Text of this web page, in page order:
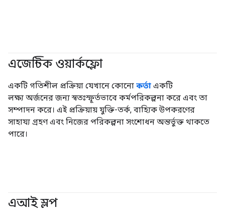
এজেন্টিক ওয়ার্কফ্লো
একটি গতিশীল প্রক্রিয়া যেখানে কোনো কর্তা একটি
লক্ষ্য অর্জনের জন্য স্বতঃস্ফূর্তভাবে কর্মপরিকল্পনা করে এবং তা
সম্পাদন করে। এই প্রক্রিয়ায় যুক্তি-তর্ক, বাহ্যিক উপকরণের
সাহায্য গ্রহণ এবং নিজের পরিকল্পনা সংশোধন অন্তর্ভুক্ত থাকতে
পারে।
এআই স্লপ